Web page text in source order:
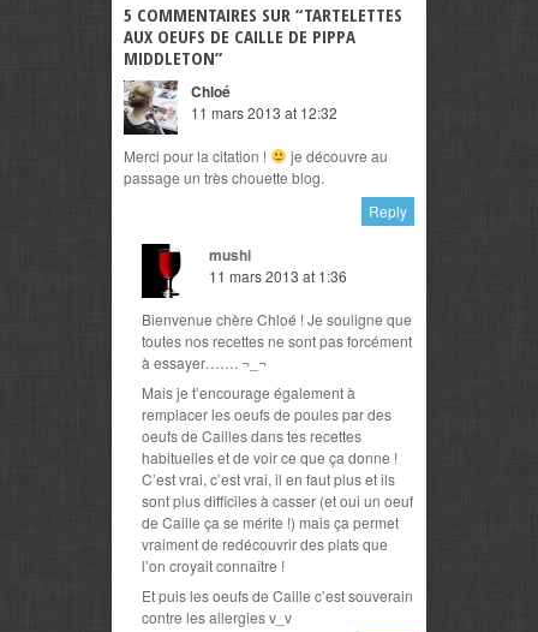
5 COMMENTAIRES SUR “TARTELETTES
AUX OEUFS DE CAILLE DE PIPPA
MIDDLETON”
Chloé
11 mars 2013 at 12:32
Merci pour la citation !
je découvre au
passage un très chouette blog.
Reply
mushi
11 mars 2013 at 1:36
Bienvenue chère Chloé ! Je souligne que
toutes nos recettes ne sont pas forcément
à essayer……. ¬_¬
Mais je t’encourage également à
remplacer les oeufs de poules par des
oeufs de Cailles dans tes recettes
habituelles et de voir ce que ça donne !
C’est vrai, c’est vrai, il en faut plus et ils
sont plus difficiles à casser (et oui un oeuf
de Caille ça se mérite !) mais ça permet
vraiment de redécouvrir des plats que
l’on croyait connaître !
Et puis les oeufs de Caille c’est souverain
contre les allergies v_v